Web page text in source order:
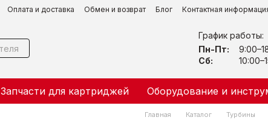
Оплата и доставка Обмен и возврат Блог Контактная
График работы:
Пн-Пт:
Сб:
Запчасти для картриджей Оборудование и
Главная Каталог Турбины